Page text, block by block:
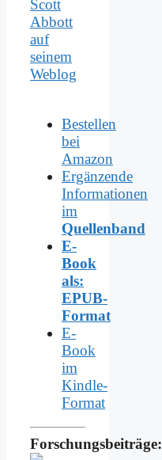
Scott
Abbott
auf
seinem
Weblog
Bestellen
bei
Amazon
Ergänzende
Informationen
im
Quellenband
E-
Book
als:
EPUB-
Format
E-
Book
im
Kindle-
Format
Forschungsbeiträge: